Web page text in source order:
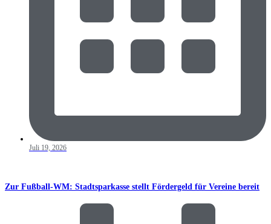
Juli 19, 2026
Zur Fußball-WM: Stadtsparkasse stellt Fördergeld für Vereine bereit